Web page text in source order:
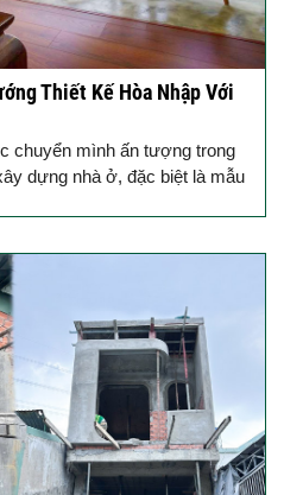
Thiết Kế Hòa Nhập Với
chuyển mình ấn tượng trong
dựng nhà ở, đặc biệt là mẫu